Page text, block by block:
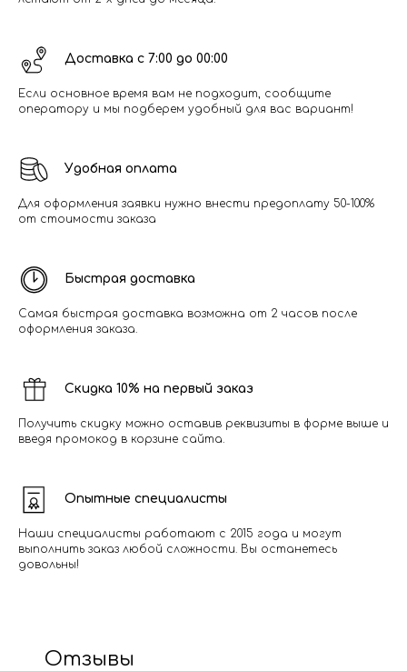
Доставка с 7:00 до 00:00
Если основное время вам не подходит, сообщите
оператору и мы подберем удобный для вас вариант!
Удобная оплата
Для оформления заявки нужно внести предоплату 50-100%
от стоимости заказа
Быстрая доставка
Самая быстрая доставка возможна от 2 часов после
оформления заказа.
Скидка 10% на первый заказ
Получить скидку можно оставив реквизиты в форме выше и
введя промокод в корзине сайта.
Опытные специалисты
Наши специалисты работают с 2015 года и могут
выполнить заказ любой сложности. Вы останетесь
довольны!
Отзывы